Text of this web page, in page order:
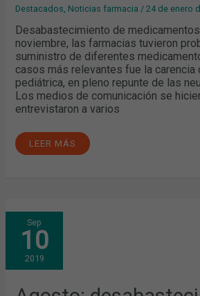
Destacados Noticias farmacia /24 de enero
Desabastecimiento de
noviembre, las farmacias tuvieron
suministro de diferentes
casos más relevantes fue la carencia
pediátrica, en pleno repunte de las
Los medios de comunicación se
entrevistaron a varios
LEER MÁS
Sep
10
2019
AGOSTO:
DESABASTECIMIENTO
DE
MEDICAMENTOS,
PUBLICACIÓN
DE
LA